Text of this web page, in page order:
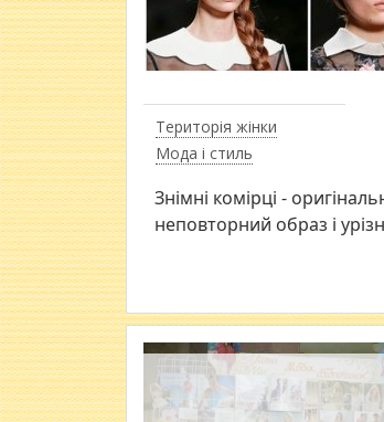
Територія жінки
Мода і стиль
Знімні комірці -
неповторний образ і